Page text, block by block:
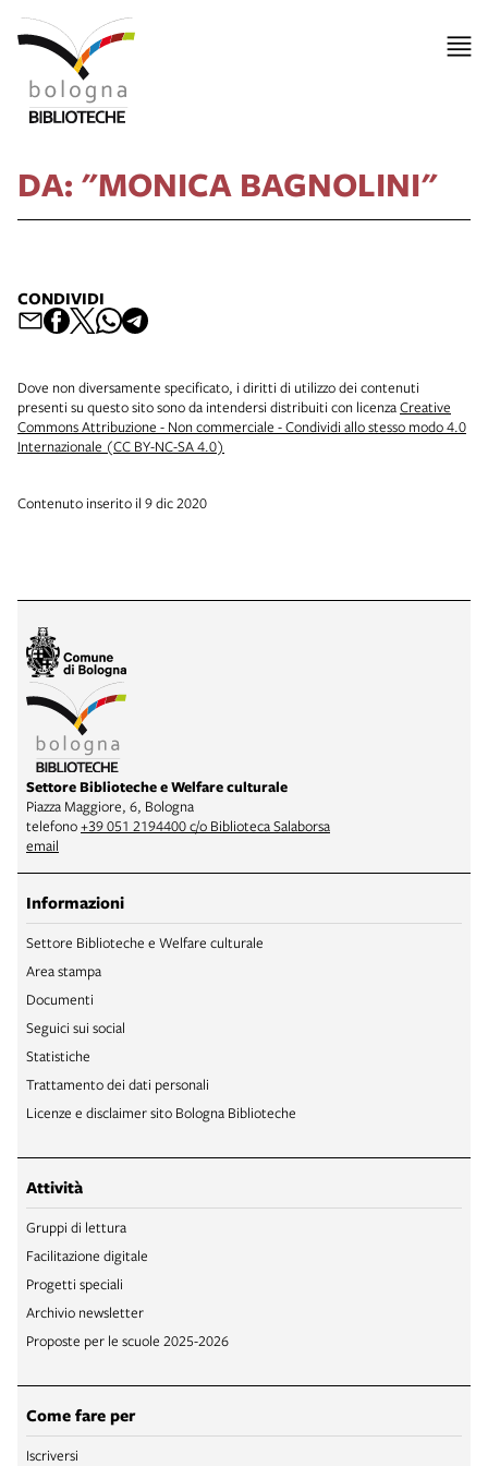
DA: "MONICA BAGNOLINI"
CONDIVIDI
Dove non diversamente specificato, i diritti di utilizzo dei contenuti
presenti su questo sito sono da intendersi distribuiti con licenzaCreative
Commons Attribuzione - Non commerciale - Condividi allo stesso modo 4.0
Internazionale (CC BY-NC-SA 4.0)
Contenuto inserito il 9 dic 2020
Settore Biblioteche e Welfare culturale
Piazza Maggiore, 6, Bologna
telefono+39 051 2194400 c/o Biblioteca Salaborsa
email
Informazioni
Settore Biblioteche e Welfare culturale
Area stampa
Documenti
Seguici sui social
Statistiche
Trattamento dei dati personali
Licenze e disclaimer sito Bologna Biblioteche
Attività
Gruppi di lettura
Facilitazione digitale
Progetti speciali
Archivio newsletter
Proposte per le scuole 2025-2026
Come fare per
Iscriversi